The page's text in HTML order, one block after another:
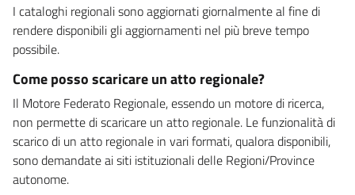
I cataloghi regionali sono aggiornati giornalmente al fine di
rendere disponibili gli aggiornamenti nel più breve tempo
possibile.
Come posso scaricare un atto regionale?
Il Motore Federato Regionale, essendo un motore di ricerca,
non permette di scaricare un atto regionale. Le funzionalità di
scarico di un atto regionale in vari formati, qualora disponibili,
sono demandate ai siti istituzionali delle Regioni/Province
autonome.